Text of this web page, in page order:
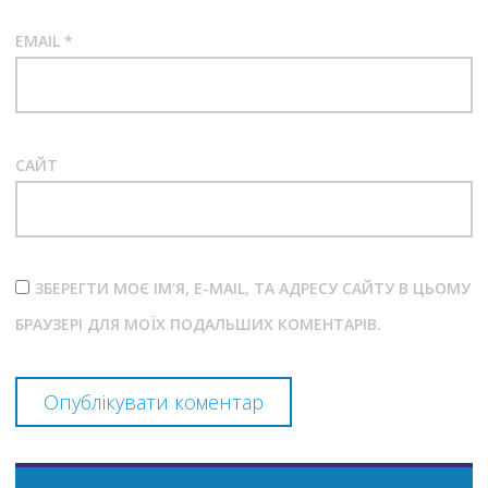
EMAIL *
САЙТ
ЗБЕРЕГТИ МОЄ ІМ'Я, E-MAIL, ТА АДРЕСУ САЙТУ В ЦЬОМУ
БРАУЗЕРІ ДЛЯ МОЇХ ПОДАЛЬШИХ КОМЕНТАРІВ.